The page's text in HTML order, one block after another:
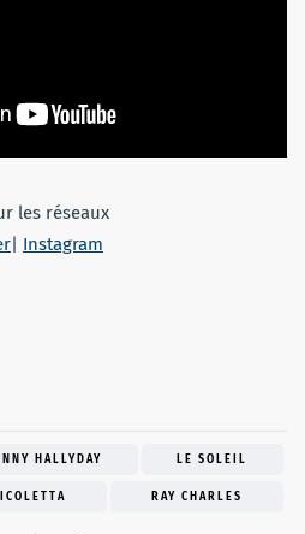
les réseaux
| Instagram
HALLYDAY LE SOLEIL
RAY CHARLES